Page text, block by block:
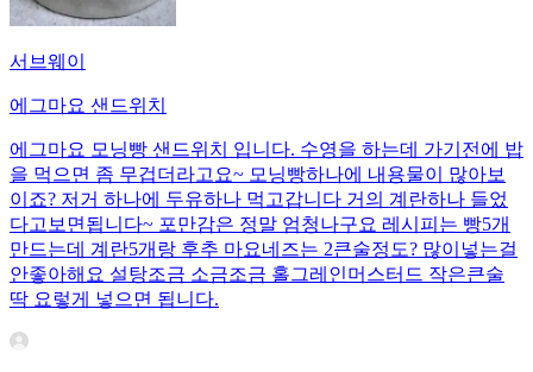
서브웨이
에그마요 샌드위치
에그마요 모닝빵 샌드위치 입니다. 수영을 하는데 가기전에 밥
을 먹으면 좀 무겁더라고요~ 모닝빵하나에 내용물이 많아보
이죠? 저거 하나에 두유하나 먹고갑니다 거의 계란하나 들었
다고보면됩니다~ 포만감은 정말 엄청나구요 레시피는 빵5개
만드는데 계란5개랑 후추 마요네즈는 2큰술정도? 많이넣는걸
안좋아해요 설탕조금 소금조금 홀그레인머스터드 작은큰술
딱 요렇게 넣으면 됩니다.